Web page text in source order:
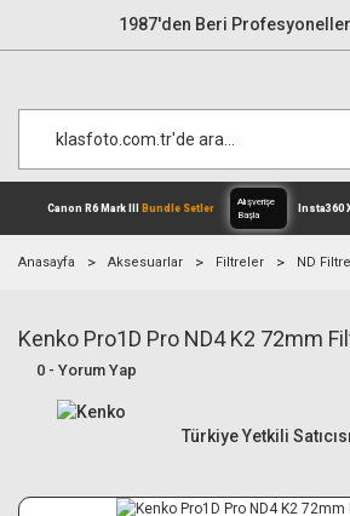
1987'den Beri
Canon R6 Mark IIIBundle
Anasayfa Aksesuarlar Filtreler ND
Kenko Pro1D Pro ND4 K2 72mm
0 - Yorum Yap
Türkiye Yetkili Satıcısı